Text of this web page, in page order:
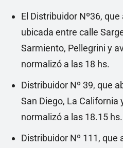
El Distribuidor Nº36,
ubicada entre calle
Sarmiento, Pellegrini y
normalizó a las 18 hs.
Distribuidor Nº 39, que
San Diego, La California
normalizó a las 18.15 hs.
Distribuidor Nº 111, que